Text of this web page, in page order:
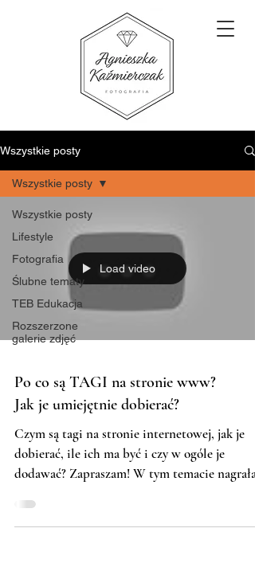
Wszystkie posty
Wszystkie posty
Lifestyle
Fotografia
Ślubne tematy
TEB Edukacja
Rozszerzone
galerie zdjęć
Wszystkie posty
Load video
Po co są TAGI na stronie www?
Jak je umiejętnie dobierać?
Czym są tagi na stronie internetowej, jak je
dobierać, ile ich ma być i czy w ogóle je
dodawać? Zapraszam! W tym temacie